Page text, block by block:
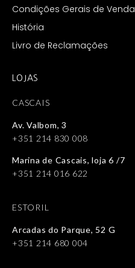
Condições Gerais de Venda
História
Livro de Reclamações
LOJAS
CASCAIS
Av. Valbom, 3
+351 214 830 008
Marina de Cascais, loja 6 /7
+351 214 016 622
ESTORIL
Arcadas do Parque, 52 G
+351 214 680 004